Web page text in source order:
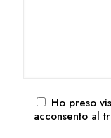
Ho preso
acconsento al